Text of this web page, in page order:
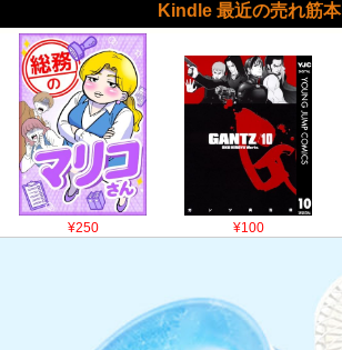
Kindle 最近の売れ筋本
¥250 ¥100